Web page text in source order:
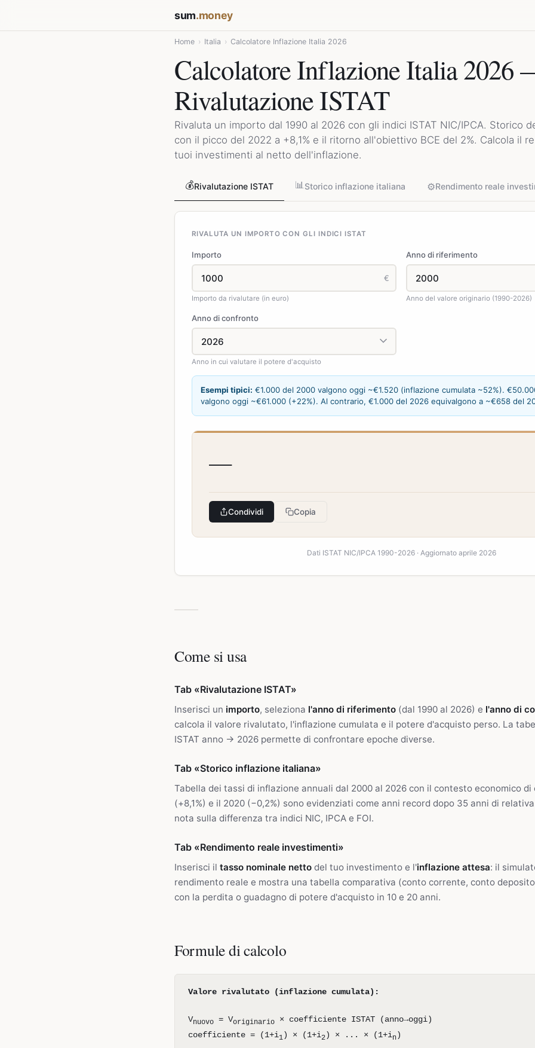
sum.money
Home › Italia › Calcolatore Inflazione Italia 2026
Calcolatore Inflazione Italia 2026
Rivalutazione ISTAT
Rivaluta un importo dal 1990 al 2026 con gli indici ISTAT NIC/IPCA. Storico
con il picco del 2022 a +8,1% e il ritorno all'obiettivo BCE del 2%. Calcola il
tuoi investimenti al netto dell'inflazione.
💰Rivalutazione ISTAT 📊Storico inflazione italiana ⚙️Rendimento reale
RIVALUTA UN IMPORTO CON GLI INDICI ISTAT
Importo
€
Importo da rivalutare (in euro)
Anno di riferimento
Anno del valore originario (1990-2026)
Anno di confronto
Anno in cui valutare il potere d'acquisto
Esempi tipici: €1.000 del 2000 valgono oggi ~€1.520 (inflazione cumulata ~52%).
valgono oggi ~€61.000 (+22%). Al contrario, €1.000 del 2026 equivalgono a ~€658 del
—
Condividi Copia
Dati ISTAT NIC/IPCA 1990-2026 · Aggiornato aprile 2026
Come si usa
Tab «Rivalutazione ISTAT»
Inserisci un importo, seleziona l'anno di riferimento (dal 1990 al 2026) e l'anno di
calcola il valore rivalutato, l'inflazione cumulata e il potere d'acquisto perso. La
ISTAT anno → 2026 permette di confrontare epoche diverse.
Tab «Storico inflazione italiana»
Tabella dei tassi di inflazione annuali dal 2000 al 2026 con il contesto economico di
(+8,1%) e il 2020 (−0,2%) sono evidenziati come anni record dopo 35 anni di
nota sulla differenza tra indici NIC, IPCA e FOI.
Tab «Rendimento reale investimenti»
Inserisci il tasso nominale netto del tuo investimento e l'inflazione attesa: il
rendimento reale e mostra una tabella comparativa (conto corrente, conto
con la perdita o guadagno di potere d'acquisto in 10 e 20 anni.
Formule di calcolo
Valore rivalutato (inflazione cumulata):
Vnuovo = Voriginario × coefficiente ISTAT (anno→oggi)
coefficiente = (1+i1) × (1+i2) × ... × (1+in)